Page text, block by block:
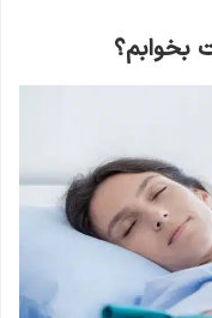
بخوابم؟